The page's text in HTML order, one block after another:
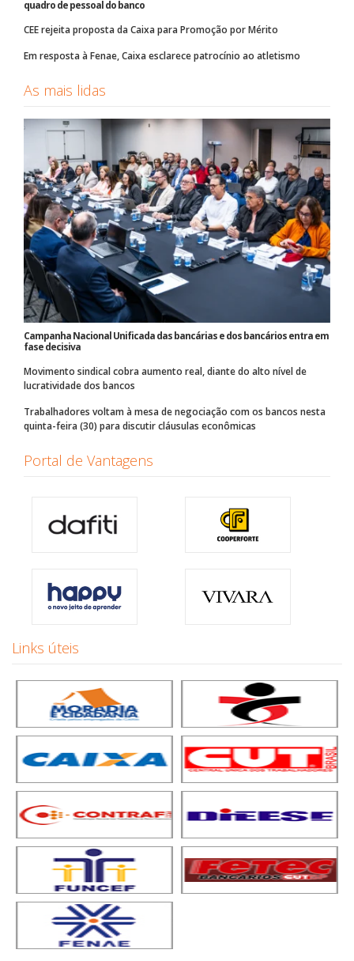
quadro de pessoal do banco
CEE rejeita proposta da Caixa para Promoção por Mérito
Em resposta à Fenae, Caixa esclarece patrocínio ao atletismo
As mais lidas
Campanha Nacional Unificada das bancárias e dos bancários entra em
fase decisiva
Movimento sindical cobra aumento real, diante do alto nível de
lucratividade dos bancos
Trabalhadores voltam à mesa de negociação com os bancos nesta
quinta-feira (30) para discutir cláusulas econômicas
Portal de Vantagens
Links úteis